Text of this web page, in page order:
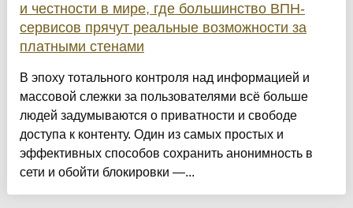
и честности в мире, где большинство ВПН-
сервисов прячут реальные возможности за
платными стенами
В эпоху тотального контроля над информацией и
массовой слежки за пользователями всё больше
людей задумываются о приватности и свободе
доступа к контенту. Один из самых простых и
эффективных способов сохранить анонимность в
сети и обойти блокировки —...